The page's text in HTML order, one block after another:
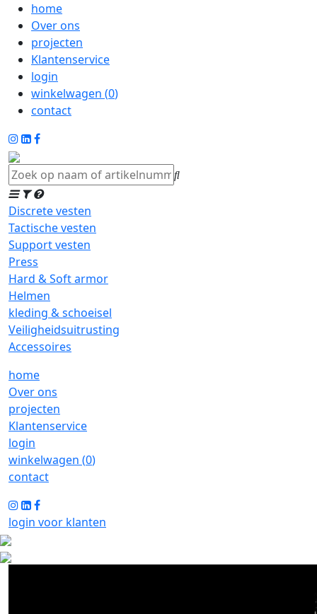
home
Over ons
projecten
Klantenservice
login
winkelwagen (0)
contact
Discrete vesten
Tactische vesten
Support vesten
Press
Hard & Soft armor
Helmen
kleding & schoeisel
Veiligheidsuitrusting
Accessoires
home
Over ons
projecten
Klantenservice
login
winkelwagen (0)
contact
login voor klanten